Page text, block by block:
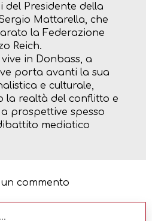
del Presidente della
Mattarella, che
la Federazione
Reich.
in Donbass, a
porta avanti la sua
e culturale,
la realtà del conflitto e
prospettive spesso
mediatico
un commento